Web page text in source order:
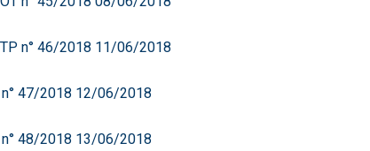
n° 46/2018 11/06/2018
47/2018 12/06/2018
48/2018 13/06/2018